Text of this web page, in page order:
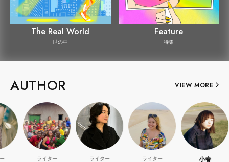
The Real World
世の中
Feature
特集
AUTHOR VIEW MORE